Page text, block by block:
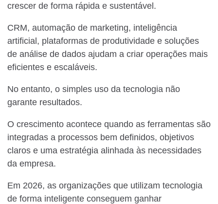
crescer de forma rápida e sustentável.
CRM, automação de marketing, inteligência
artificial, plataformas de produtividade e soluções
de análise de dados ajudam a criar operações mais
eficientes e escaláveis.
No entanto, o simples uso da tecnologia não
garante resultados.
O crescimento acontece quando as ferramentas são
integradas a processos bem definidos, objetivos
claros e uma estratégia alinhada às necessidades
da empresa.
Em 2026, as organizações que utilizam tecnologia
de forma inteligente conseguem ganhar